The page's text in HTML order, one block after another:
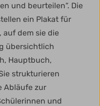
und beurteilen“. Die
ein Plakat für
dem sie die
übersichtlich
Hauptbuch,
strukturieren
Abläufe zur
und